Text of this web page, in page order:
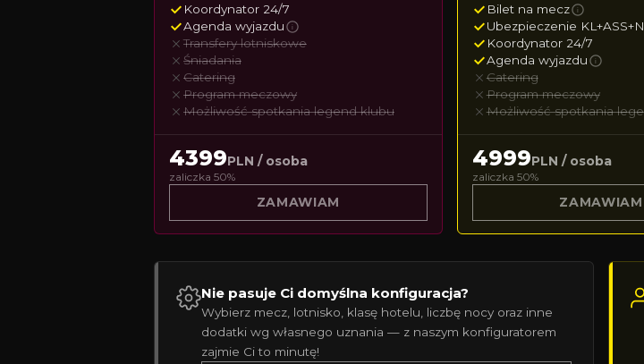
Koordynator 24/7
Agenda wyjazdu
i
Transfery lotniskowe
Śniadania
Catering
Program meczowy
Możliwość spotkania legend klubu
4399PLN / osoba
zaliczka 50%
ZAMAWIAM
Bilet na mecz
i
Ubezpieczenie
Koordynator 24/7
Agenda wyjazdu
i
Catering
Program meczowy
Możliwość spotkania
4999PLN / osoba
zaliczka 50%
ZAMAWIAM
Nie pasuje Ci domyślna konfiguracja?
Wybierz mecz, lotnisko, klasę hotelu, liczbę nocy oraz inne
dodatki wg własnego uznania — z naszym konfiguratorem
zajmie Ci to minutę!